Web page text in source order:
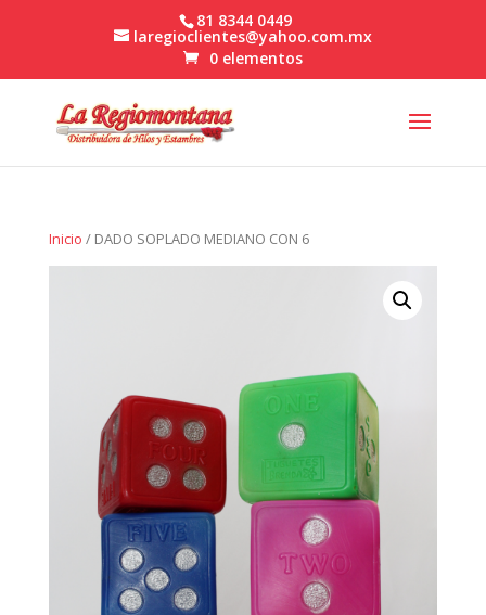
81 8344 0449
laregioclientes@yahoo.com.mx
0 elementos
Inicio / DADO SOPLADO MEDIANO CON 6